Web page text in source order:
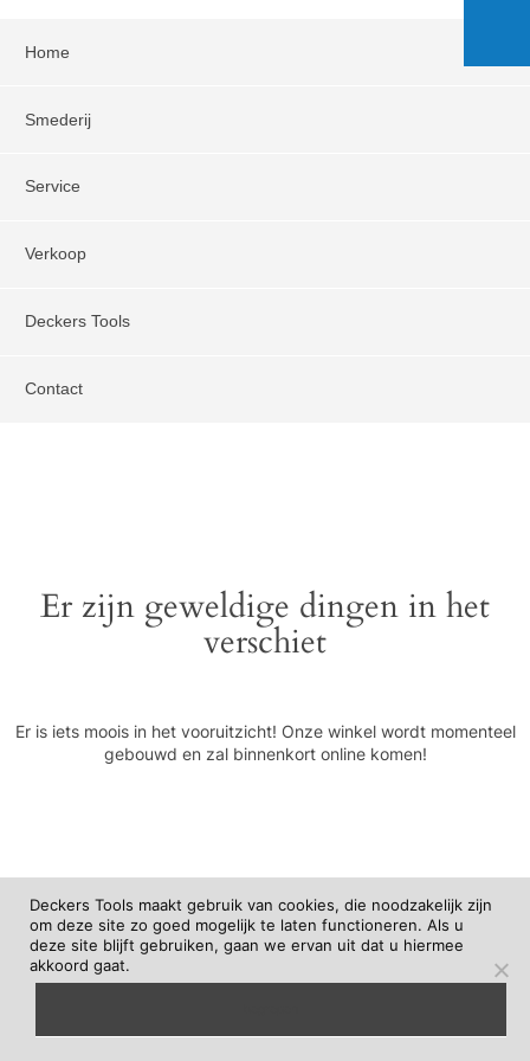
Home
Smederij
Service
Verkoop
Deckers Tools
Contact
Er zijn geweldige dingen in het
verschiet
Er is iets moois in het vooruitzicht! Onze winkel wordt momenteel
gebouwd en zal binnenkort online komen!
Deckers Tools maakt gebruik van cookies, die noodzakelijk zijn
om deze site zo goed mogelijk te laten functioneren. Als u
deze site blijft gebruiken, gaan we ervan uit dat u hiermee
akkoord gaat.